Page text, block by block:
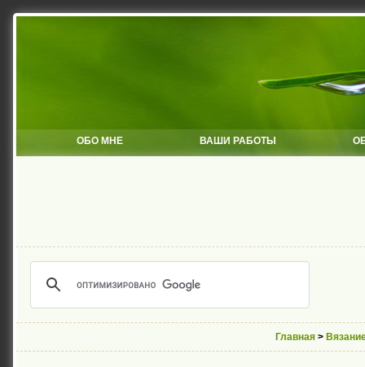
ОБО МНЕ ВАШИ РАБОТЫ
Главная >